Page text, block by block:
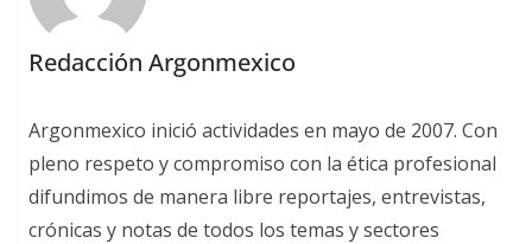
Redacción Argonmexico
Argonmexico inició actividades en mayo de 2007. Con
pleno respeto y compromiso con la ética profesional
difundimos de manera libre reportajes, entrevistas,
crónicas y notas de todos los temas y sectores